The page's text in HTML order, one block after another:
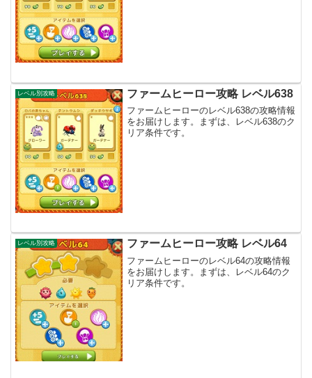
レベル別攻略 ファームヒーロー攻略 レベル638
ファームヒーローのレベル638の攻略情報
をお届けします。まずは、レベル638のク
リア条件です。
レベル別攻略 ファームヒーロー攻略 レベル64
ファームヒーローのレベル64の攻略情報
をお届けします。まずは、レベル64のク
リア条件です。